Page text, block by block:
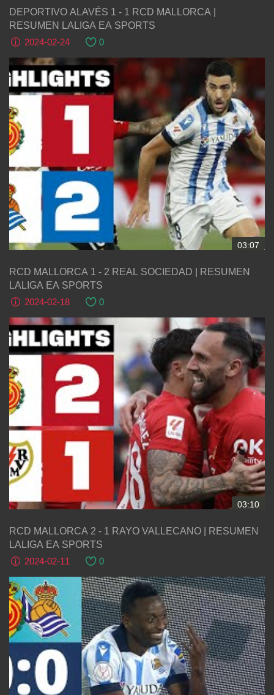
DEPORTIVO ALAVÉS 1 - 1 RCD MALLORCA |
RESUMEN LALIGA EA SPORTS
2024-02-24
0
03:07
RCD MALLORCA 1 - 2 REAL SOCIEDAD | RESUMEN
LALIGA EA SPORTS
2024-02-18
0
03:10
RCD MALLORCA 2 - 1 RAYO VALLECANO | RESUMEN
LALIGA EA SPORTS
2024-02-11
0